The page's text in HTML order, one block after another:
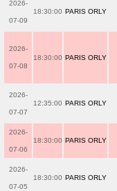
2026-
07-09
18:30:00 PARIS ORLY
2026-
07-08
18:30:00 PARIS ORLY
2026-
07-07
12:35:00 PARIS ORLY
2026-
07-06
18:30:00 PARIS ORLY
2026-
07-05
18:30:00 PARIS ORLY